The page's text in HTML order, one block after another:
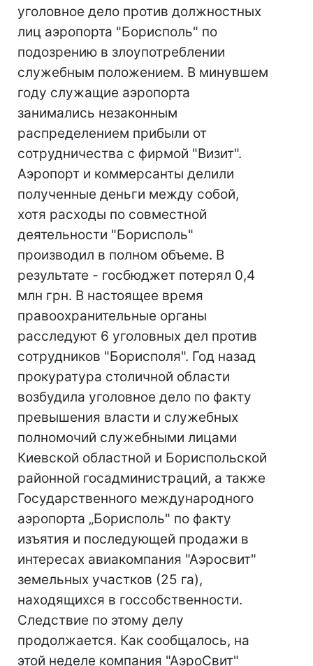
уголовное дело против должностных
лиц аэропорта "Борисполь" по
подозрению в злоупотреблении
служебным положением. В минувшем
году служащие аэропорта
занимались незаконным
распределением прибыли от
сотрудничества с фирмой "Визит".
Аэропорт и коммерсанты делили
полученные деньги между собой,
хотя расходы по совместной
деятельности "Борисполь"
производил в полном объеме. В
результате - госбюджет потерял 0,4
млн грн. В настоящее время
правоохранительные органы
расследуют 6 уголовных дел против
сотрудников "Борисполя". Год назад
прокуратура столичной области
возбудила уголовное дело по факту
превышения власти и служебных
полномочий служебными лицами
Киевской областной и Бориспольской
районной госадминистраций, а также
Государственного международного
аэропорта „Борисполь" по факту
изъятия и последующей продажи в
интересах авиакомпания "Аэросвит"
земельных участков (25 га),
находящихся в госсобственности.
Следствие по этому делу
продолжается. Как сообщалось, на
этой неделе компания "АэроСвит"